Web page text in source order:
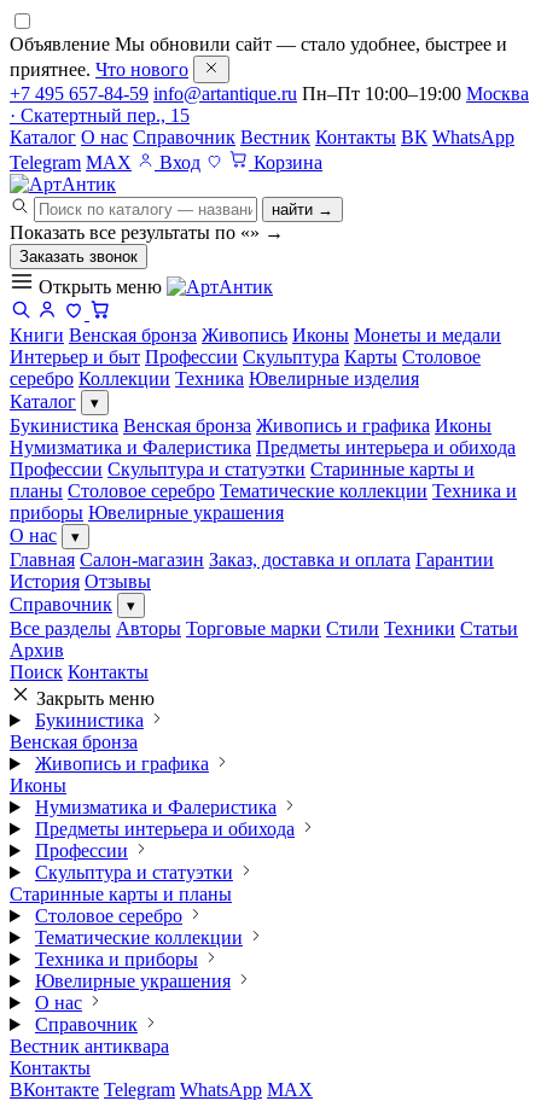
Объявление Мы обновили сайт — стало удобнее, быстрее и
приятнее. Что нового
+7 495 657-84-59 info@artantique.ru Пн–Пт 10:00–19:00 Москва
· Скатертный пер., 15
Каталог О нас Справочник Вестник Контакты ВК WhatsApp
Telegram MAX Вход Корзина
найти →
Показать все результаты по «» →
Заказать звонок
Открыть меню
Книги Венская бронза Живопись Иконы Монеты и медали
Интерьер и быт Профессии Скульптура Карты Столовое
серебро Коллекции Техника Ювелирные изделия
Каталог
▾
Букинистика Венская бронза Живопись и графика Иконы
Нумизматика и Фалеристика Предметы интерьера и обихода
Профессии Скульптура и статуэтки Старинные карты и
планы Столовое серебро Тематические коллекции Техника и
приборы Ювелирные украшения
О нас
▾
Главная Салон-магазин Заказ, доставка и оплата Гарантии
История Отзывы
Справочник
▾
Все разделы Авторы Торговые марки Стили Техники Статьи
Архив
Поиск Контакты
Закрыть меню
Букинистика
Венская бронза
Живопись и графика
Иконы
Нумизматика и Фалеристика
Предметы интерьера и обихода
Профессии
Скульптура и статуэтки
Старинные карты и планы
Столовое серебро
Тематические коллекции
Техника и приборы
Ювелирные украшения
О нас
Справочник
Вестник антиквара
Контакты
ВКонтакте Telegram WhatsApp MAX